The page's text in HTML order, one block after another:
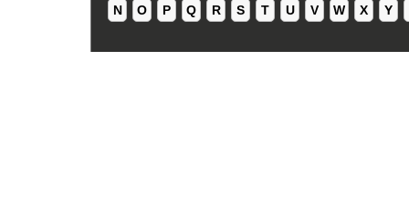
N O P Q R S T U V W X Y